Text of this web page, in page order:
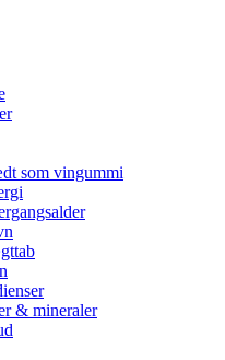
som vingummi
& mineraler